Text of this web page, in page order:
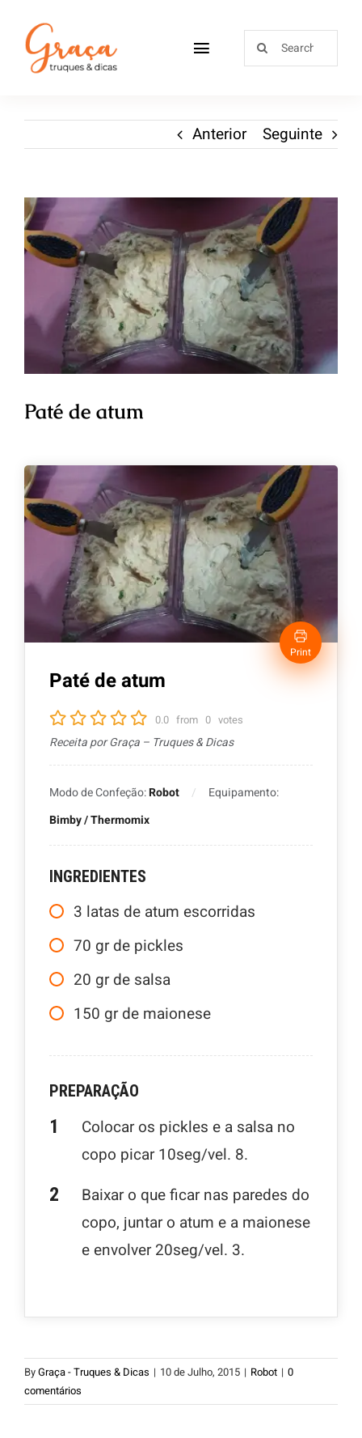
Receitas
Sobre
Loja
Contactos
Anterior Seguinte
Paté de atum
Print
Paté de atum
0.0 from 0 votes
Receita por Graça – Truques & Dicas
Modo de Confeção:Robot
Equipamento:
Bimby / Thermomix
INGREDIENTES
3 latas de atum escorridas
70 gr de pickles
20 gr de salsa
150 gr de maionese
PREPARAÇÃO
Colocar os pickles e a salsa no
copo picar 10seg/vel. 8.
Baixar o que ficar nas paredes do
copo, juntar o atum e a maionese
e envolver 20seg/vel. 3.
ByGraça - Truques & Dicas | 10 de Julho, 2015 | Robot | 0
comentários